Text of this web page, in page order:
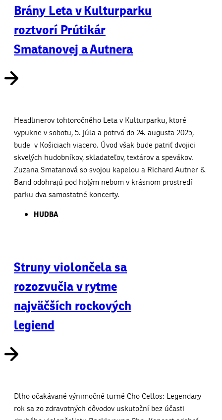
Brány Leta v Kulturparku
roztvorí Prútikár
Smatanovej a Autnera
Headlinerov tohtoročného Leta v Kulturparku, ktoré
vypukne v sobotu, 5. júla a potrvá do 24. augusta 2025,
bude v Košiciach viacero. Úvod však bude patriť dvojici
skvelých hudobníkov, skladateľov, textárov a spevákov.
Zuzana Smatanová so svojou kapelou a Richard Autner &
Band odohrajú pod holým nebom v krásnom prostredí
parku dva samostatné koncerty.
HUDBA
Struny violončela sa
rozozvučia v rytme
najväčších rockových
legiend
Dlho očakávané výnimočné turné Cho Cellos: Legendary
rok sa zo zdravotných dôvodov uskutoční bez účasti